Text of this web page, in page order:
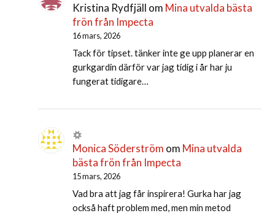
Kristina Rydfjäll om Mina utvalda bästa
frön från Impecta
16 mars, 2026
Tack för tipset. tänker inte ge upp planerar en
gurkgardin därför var jag tidig i år har ju
fungerat tidigare…
Monica Söderström om Mina utvalda
bästa frön från Impecta
15 mars, 2026
Vad bra att jag får inspirera! Gurka har jag
också haft problem med, men min metod